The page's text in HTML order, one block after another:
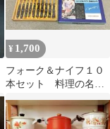
¥ 1,700
フォーク＆ナイフ１０
本セット 料理の名誉